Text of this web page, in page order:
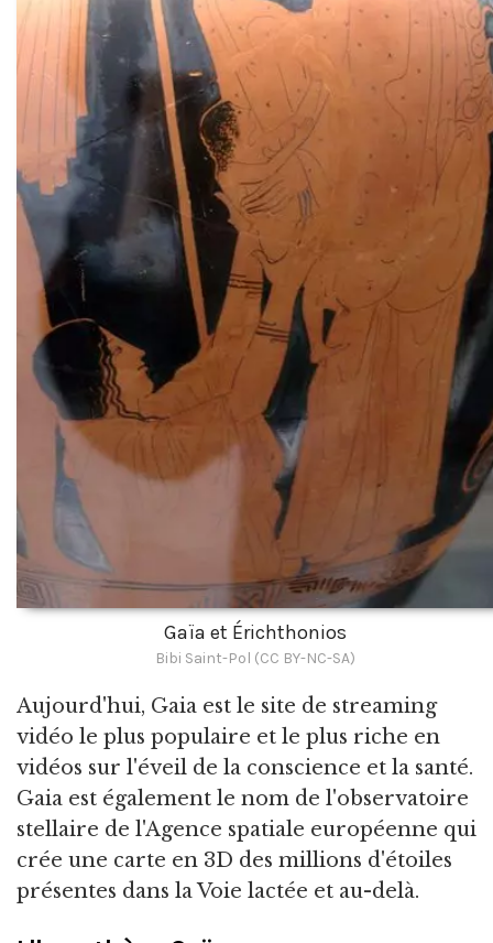
Gaïa et Érichthonios
Bibi Saint-Pol (CC BY-NC-SA)
Aujourd'hui, Gaia est le site de streaming
vidéo le plus populaire et le plus riche en
vidéos sur l'éveil de la conscience et la santé.
Gaia est également le nom de l'observatoire
stellaire de l'Agence spatiale européenne qui
crée une carte en 3D des millions d'étoiles
présentes dans la Voie lactée et au-delà.